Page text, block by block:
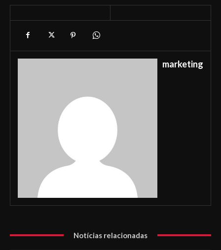
marketing
Notícias relacionadas